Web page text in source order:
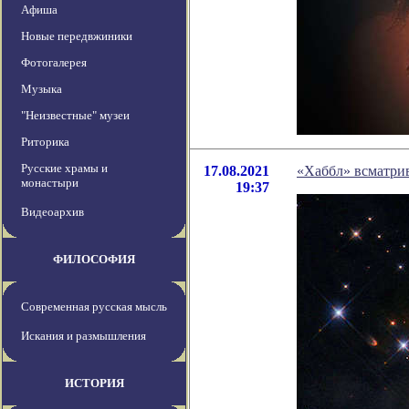
Афиша
Новые передвжиники
Фотогалерея
Музыка
"Неизвестные" музеи
Риторика
Русские храмы и
монастыри
Видеоархив
ФИЛОСОФИЯ
Современная русская мысль
Искания и размышления
ИСТОРИЯ
17.08.2021
19:37
«Хаббл»